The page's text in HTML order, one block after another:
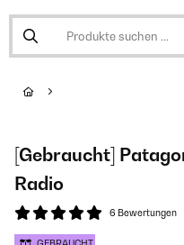
[Gebraucht]
Radio
6 Bewertungen